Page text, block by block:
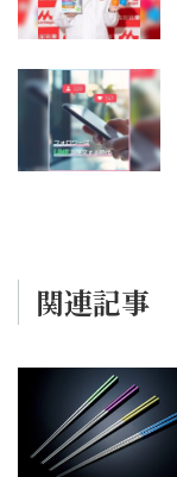
関連記事